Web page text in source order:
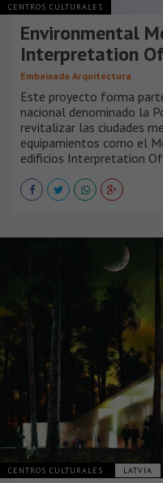
CENTROS CULTURALES
Environmental
Interpretation
Embaixada Arquitectura
Este proyecto forma
nacional denominado la
revitalizar las ciudades
equipamientos como el
edificios Interpretation
CENTROS CULTURALES LATVIA